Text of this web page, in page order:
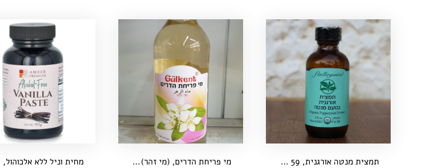
תמצית מנטה אורגנית, 59 מ"ל מי פריחת הדרים, (מי זהר), 500 מ"ל